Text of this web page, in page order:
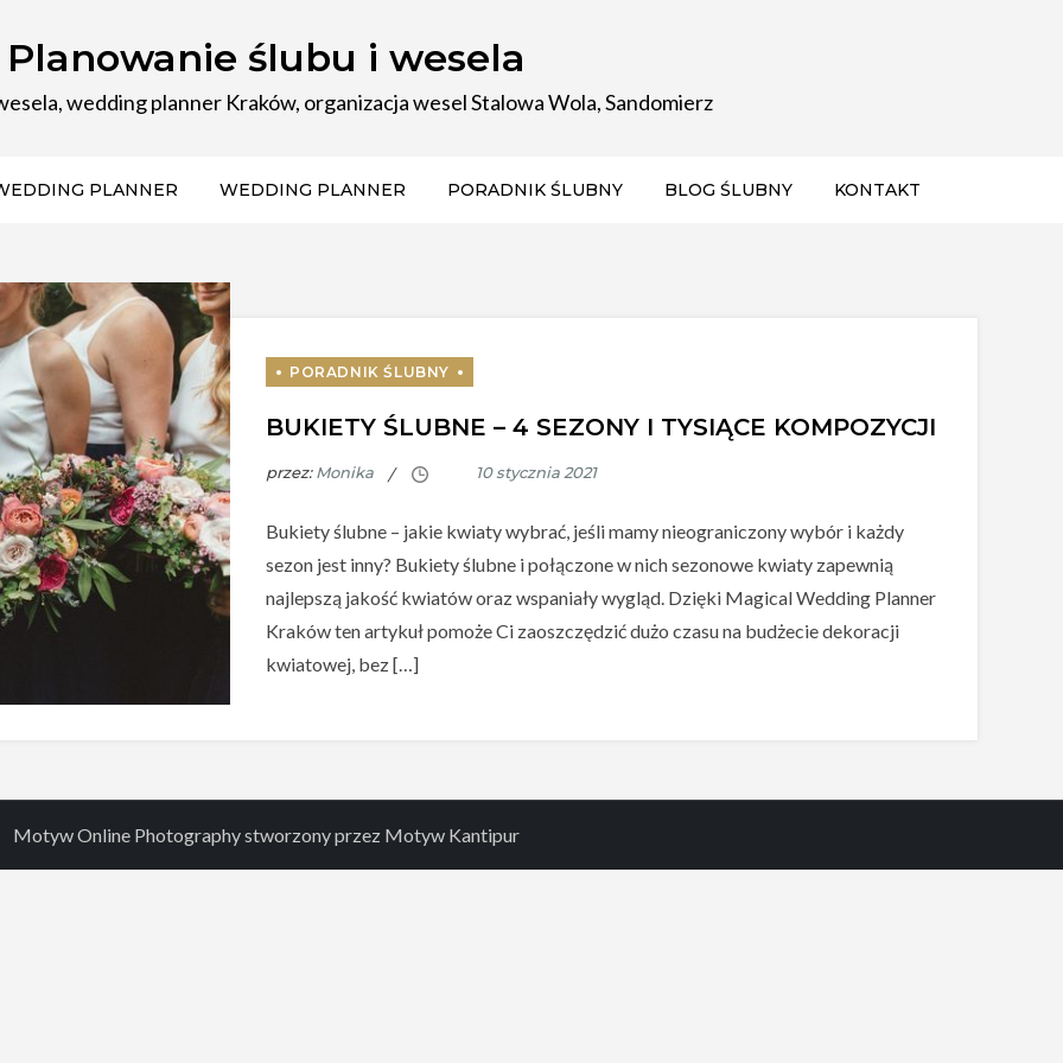
Planowanie ślubu i wesela
wedding planner Kraków, organizacja wesel Stalowa Wola, Sandomierz
PLANNER WEDDING PLANNER PORADNIK ŚLUBNY BLOG ŚLUBNY KONTAKT
BUKIETY ŚLUBNE – 4 SEZONY I TYSIĄCE KOMPOZYCJI
przez:Monika
Bukiety ślubne – jakie kwiaty wybrać, jeśli mamy nieograniczony wybór i każdy
sezon jest inny? Bukiety ślubne i połączone w nich sezonowe kwiaty zapewnią
najlepszą jakość kwiatów oraz wspaniały wygląd. Dzięki Magical Wedding Planner
Kraków ten artykuł pomoże Ci zaoszczędzić dużo czasu na budżecie dekoracji
kwiatowej, bez […]
Motyw Online Photography stworzony przez Motyw Kantipur